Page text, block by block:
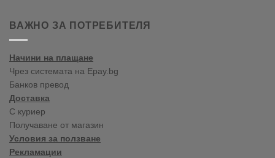
influences
ВАЖНО ЗА ПОТРЕБИТЕЛЯ
Начини на плащане
Чрез системата на Epay.bg
Банков превод
Доставка
С куриер
Получаване от магазин
Условия за ползване
Рекламации